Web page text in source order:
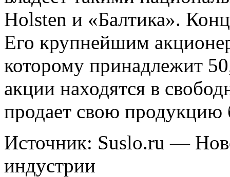
Holsten и «Балтика».
Его крупнейшим
которому принадлежит
акции находятся в
продает свою продукцию
Источник: Suslo.ru —
индустрии